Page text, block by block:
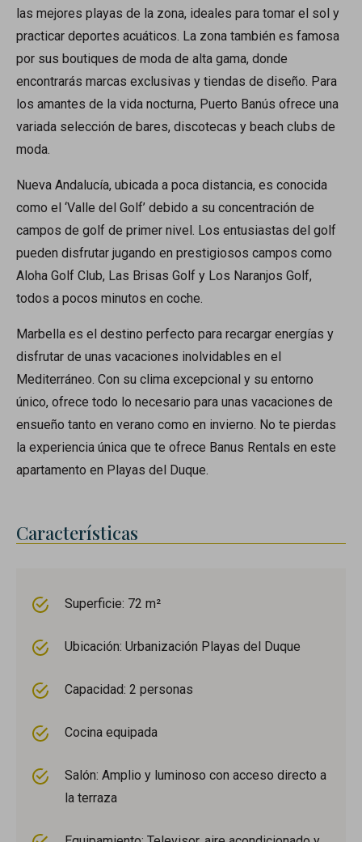
las mejores playas de la zona, ideales para tomar el sol y
practicar deportes acuáticos. La zona también es famosa
por sus boutiques de moda de alta gama, donde
encontrarás marcas exclusivas y tiendas de diseño. Para
los amantes de la vida nocturna, Puerto Banús ofrece una
variada selección de bares, discotecas y beach clubs de
moda.
Nueva Andalucía, ubicada a poca distancia, es conocida
como el ‘Valle del Golf’ debido a su concentración de
campos de golf de primer nivel. Los entusiastas del golf
pueden disfrutar jugando en prestigiosos campos como
Aloha Golf Club, Las Brisas Golf y Los Naranjos Golf,
todos a pocos minutos en coche.
Marbella es el destino perfecto para recargar energías y
disfrutar de unas vacaciones inolvidables en el
Mediterráneo. Con su clima excepcional y su entorno
único, ofrece todo lo necesario para unas vacaciones de
ensueño tanto en verano como en invierno. No te pierdas
la experiencia única que te ofrece Banus Rentals en este
apartamento en Playas del Duque.
Características
Superficie: 72 m²
Ubicación: Urbanización Playas del Duque
Capacidad: 2 personas
Cocina equipada
Salón: Amplio y luminoso con acceso directo a
la terraza